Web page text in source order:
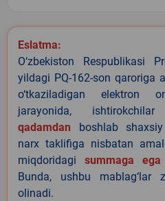
Eslatma:
O‘zbekiston Respublikasi
yildagi PQ-162-son qaroriga
o‘tkaziladigan elektron
jarayonida,
qadamdan boshlab
narx taklifiga nisbatan
miqdoridagi summaga
Bunda, ushbu mablag‘lar
olinadi.